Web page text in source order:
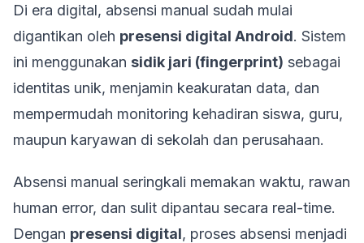
Di era digital, absensi manual sudah mulai
digantikan oleh presensi digital Android. Sistem
ini menggunakan sidik jari (fingerprint) sebagai
identitas unik, menjamin keakuratan data, dan
mempermudah monitoring kehadiran siswa, guru,
maupun karyawan di sekolah dan perusahaan.
Absensi manual seringkali memakan waktu, rawan
human error, dan sulit dipantau secara real-time.
Dengan presensi digital, proses absensi menjadi